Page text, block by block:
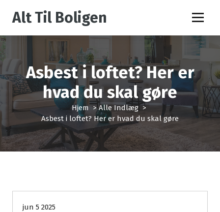
e
e
i
n
d
h
o
Alt Til Boligen
Asbest i loftet? Her er
hvad du skal gøre
Hjem >Alle Indlæg>
Asbest i loftet? Her er hvad du skal gøre
jun 5 2025